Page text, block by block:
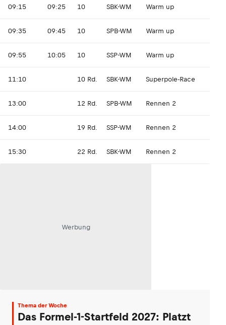
09:15 09:25 10 SBK-WM Warm up
09:35 09:45 10 SPB-WM Warm up
09:55 10:05 10 SSP-WM Warm up
11:10 10 Rd. SBK-WM Superpole-Race
13:00 12 Rd. SPB-WM Rennen 2
14:00 19 Rd. SSP-WM Rennen 2
15:30 22 Rd. SBK-WM Rennen 2
Werbung
Thema der Woche
Das Formel-1-Startfeld 2027: Platzt